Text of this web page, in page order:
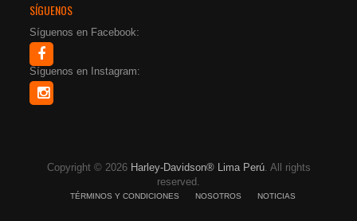
SÍGUENOS
Síguenos en Facebook:
Síguenos en Instagram:
Copyright © 2026 Harley-Davidson® Lima Perú. All rights
reserved.
TÉRMINOS Y CONDICIONES NOSOTROS NOTICIAS